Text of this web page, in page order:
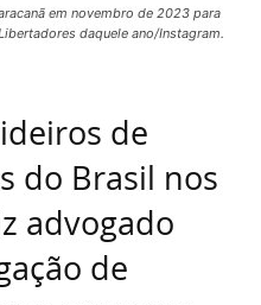
em novembro de 2023 para
daquele ano/Instagram.
de
do Brasil nos
advogado
de